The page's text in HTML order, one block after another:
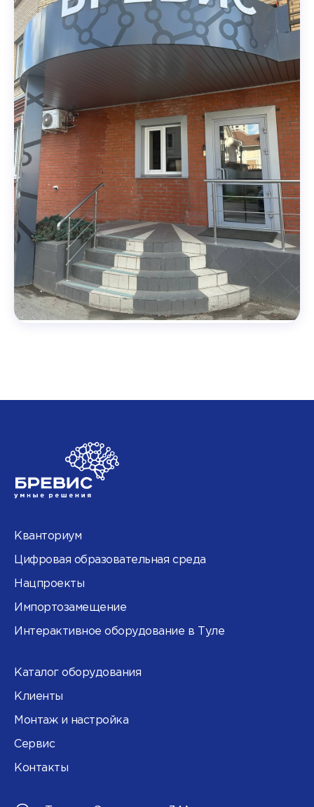
Кванториум
Цифровая образовательная среда
Нацпроекты
Импортозамещение
Интерактивное оборудование в Туле
Каталог оборудования
Клиенты
Монтаж и настройка
Сервис
Контакты